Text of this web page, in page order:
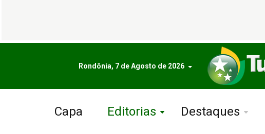
Rondônia, 7 de Agosto de 2026
Capa Editorias Destaques